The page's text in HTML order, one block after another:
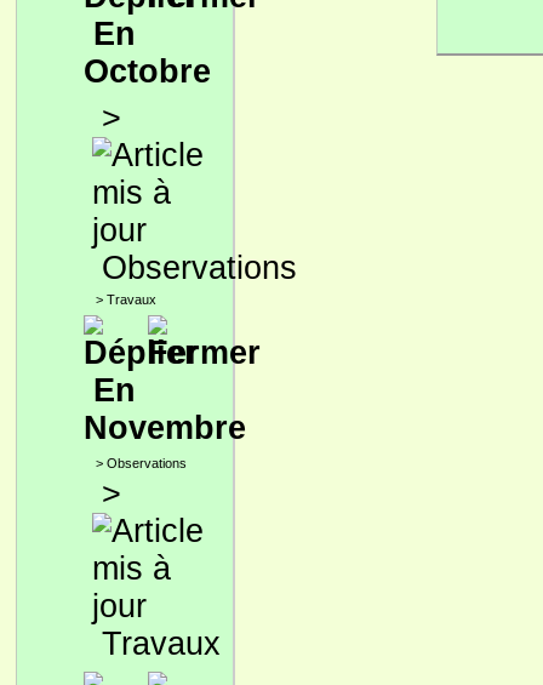
En
Octobre
>
Observations
> Travaux
En
Novembre
> Observations
>
Travaux